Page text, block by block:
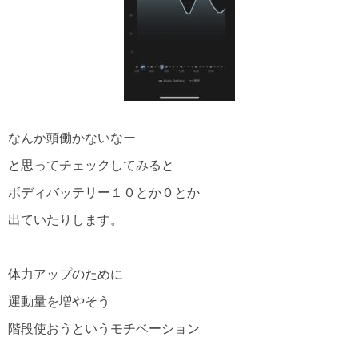
なんか頭働かないなー
と思ってチェックしてみると
ボディバッテリー１０とか０とか
出ていたりします。
体力アップのために
運動量を増やそう
階段使おうというモチベーション